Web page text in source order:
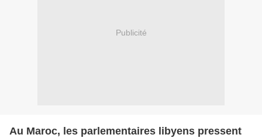
Publicité
Au Maroc, les parlementaires libyens pressent